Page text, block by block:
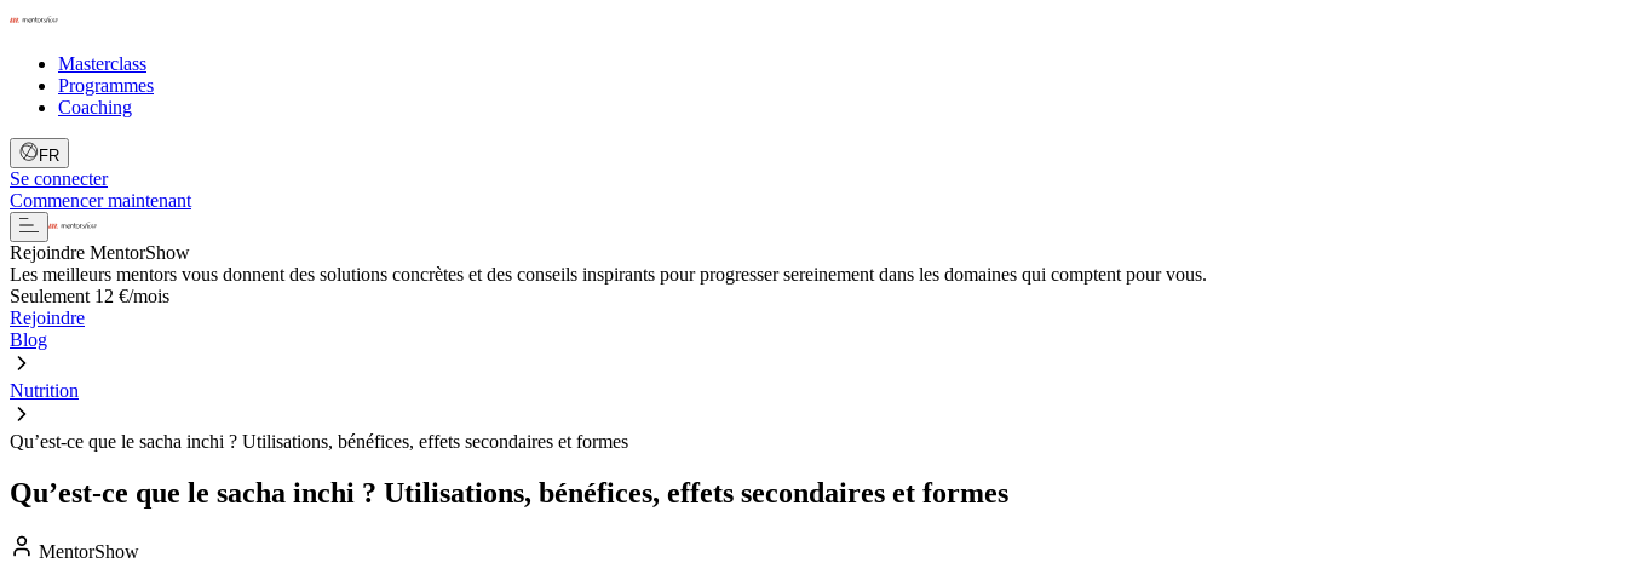
Masterclass
Programmes
Coaching
FR
Se connecter
Commencer maintenant
Rejoindre MentorShow
Les meilleurs mentors vous donnent des solutions concrètes et des conseils inspirants pour progresser sereinement dans les domaines qui comptent pour vous.
Seulement 12 €/mois
Rejoindre
Blog
Nutrition
Qu’est-ce que le sacha inchi ? Utilisations, bénéfices, effets secondaires et formes
Qu’est-ce que le sacha inchi ? Utilisations, bénéfices, effets secondaires et formes
MentorShow